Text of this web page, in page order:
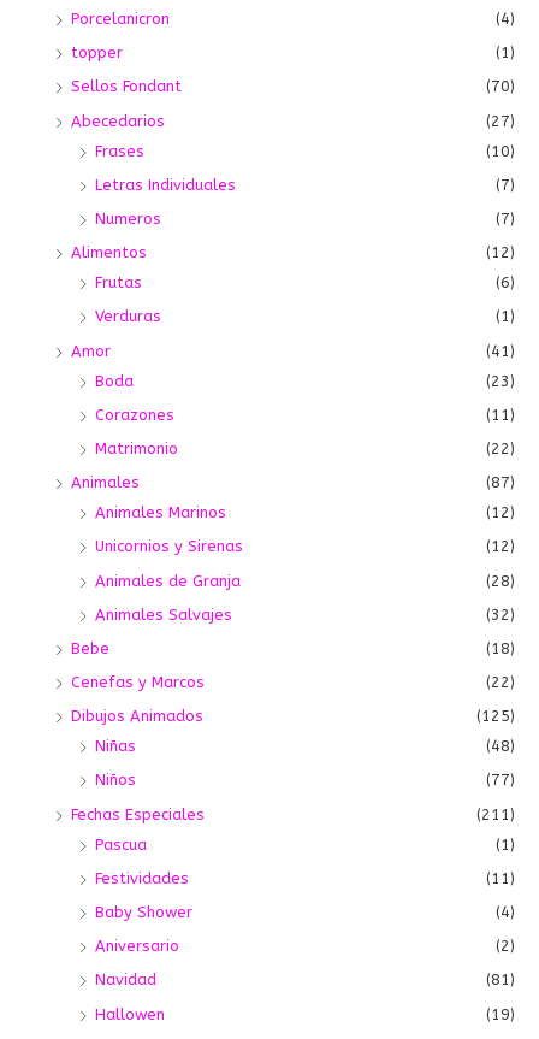
Porcelanicron
(4)
topper
(1)
Sellos Fondant
(70)
Abecedarios
(27)
Frases
(10)
Letras Individuales
(7)
Numeros
(7)
Alimentos
(12)
Frutas
(6)
Verduras
(1)
Amor
(41)
Boda
(23)
Corazones
(11)
Matrimonio
(22)
Animales
(87)
Animales Marinos
(12)
Unicornios y Sirenas
(12)
Animales de Granja
(28)
Animales Salvajes
(32)
Bebe
(18)
Cenefas y Marcos
(22)
Dibujos Animados
(125)
Niñas
(48)
Niños
(77)
Fechas Especiales
(211)
Pascua
(1)
Festividades
(11)
Baby Shower
(4)
Aniversario
(2)
Navidad
(81)
Hallowen
(19)